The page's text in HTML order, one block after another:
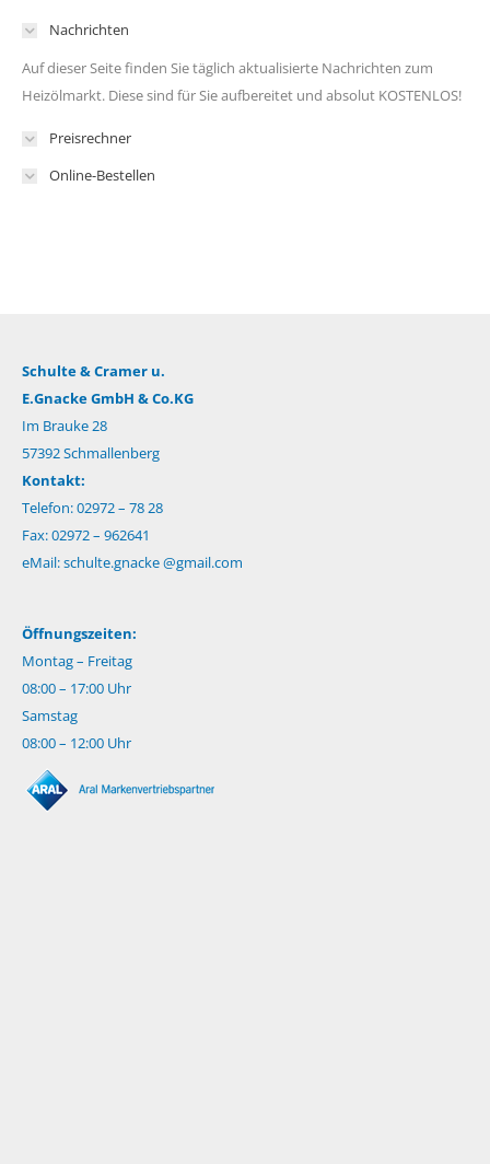
Nachrichten
Auf dieser Seite finden Sie täglich aktualisierte Nachrichten zum
Heizölmarkt. Diese sind für Sie aufbereitet und absolut KOSTENLOS!
Preisrechner
Online-Bestellen
Schulte & Cramer u.
E.Gnacke GmbH & Co.KG
Im Brauke 28
57392 Schmallenberg
Kontakt:
Telefon: 02972 – 78 28
Fax: 02972 – 962641
eMail:schulte.gnacke @gmail.com
Öffnungszeiten:
Montag – Freitag
08:00 – 17:00 Uhr
Samstag
08:00 – 12:00 Uhr